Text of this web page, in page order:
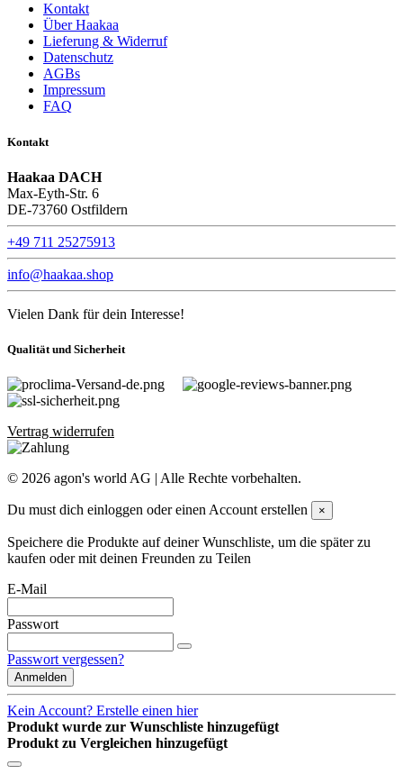
Kontakt
Über Haakaa
Lieferung & Widerruf
Datenschutz
AGBs
Impressum
FAQ
Kontakt
Haakaa DACH
Max-Eyth-Str. 6
DE-73760 Ostfildern
+49 711 25275913
info@haakaa.shop
Vielen Dank für dein Interesse!
Qualität und Sicherheit
Vertrag widerrufen
© 2026 agon's world AG | Alle Rechte vorbehalten.
Du must dich einloggen oder einen Account erstellen ×
Speichere die Produkte auf deiner Wunschliste, um die später zu
kaufen oder mit deinen Freunden zu Teilen
E-Mail
Passwort
Passwort vergessen?
Anmelden
Kein Account? Erstelle einen hier
Produkt wurde zur Wunschliste hinzugefügt
Produkt zu Vergleichen hinzugefügt